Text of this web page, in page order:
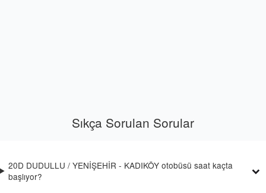
Sıkça Sorulan Sorular
20D DUDULLU / YENİŞEHİR - KADIKÖY otobüsü saat kaçta
başlıyor?